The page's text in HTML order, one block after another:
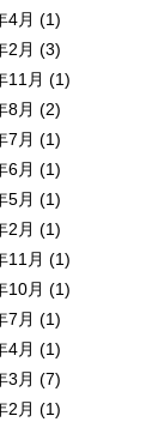
4月 (1)
2月 (3)
11月 (1)
8月 (2)
7月 (1)
6月 (1)
5月 (1)
2月 (1)
11月 (1)
10月 (1)
7月 (1)
4月 (1)
3月 (7)
2月 (1)